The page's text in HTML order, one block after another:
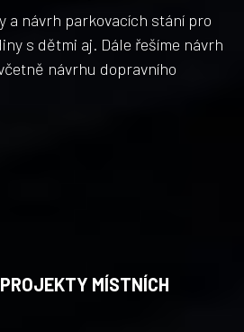
a návrh parkovacích stání pro
s dětmi aj. Dále řešíme návrh
návrhu dopravního
PROJEKTY MÍSTNÍCH